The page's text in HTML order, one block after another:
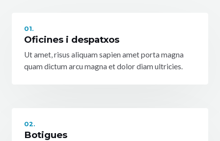
01.
Oficines i despatxos
Ut amet, risus aliquam sapien amet porta magna
quam dictum arcu magna et dolor diam ultricies.
02.
Botigues